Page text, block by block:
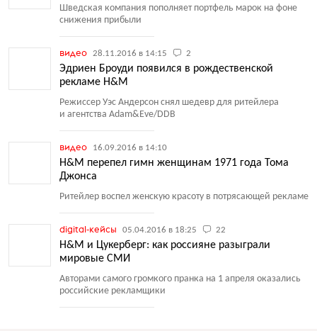
Шведская компания пополняет портфель марок на фоне
снижения прибыли
видео 28.11.2016 в 14:15 2
Эдриен Броуди появился в рождественской
рекламе H&M
Режиссер Уэс Андерсон снял шедевр для ритейлера
и агентства Adam&Eve/DDB
видео 16.09.2016 в 14:10
H&M перепел гимн женщинам 1971 года Тома
Джонса
Ритейлер воспел женскую красоту в потрясающей рекламе
digital-кейсы 05.04.2016 в 18:25 22
H&M и Цукерберг: как россияне разыграли
мировые СМИ
Авторами самого громкого пранка на 1 апреля оказались
российские рекламщики